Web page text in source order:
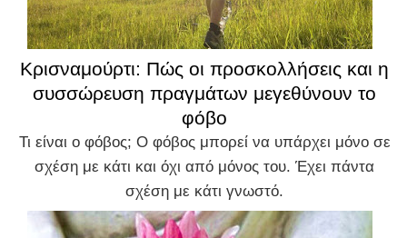
Κρισναμούρτι: Πώς οι προσκολλήσεις και η
συσσώρευση πραγμάτων μεγεθύνουν το
φόβο
Τι είναι ο φόβος; Ο φόβος μπορεί να υπάρχει μόνο σε
σχέση με κάτι και όχι από μόνος του. Έχει πάντα
σχέση με κάτι γνωστό.